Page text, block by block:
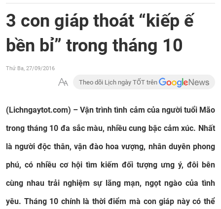
3 con giáp thoát “kiếp ế
bền bỉ” trong tháng 10
Thứ Ba, 27/09/2016
Theo dõi Lịch ngày TỐT trên
(Lichngaytot.com) – Vận trình tình cảm của người tuổi Mão
trong tháng 10 đa sắc màu, nhiều cung bậc cảm xúc. Nhất
là người độc thân, vận đào hoa vượng, nhân duyên phong
phú, có nhiều cơ hội tìm kiếm đối tượng ưng ý, đôi bên
cùng nhau trải nghiệm sự lãng mạn, ngọt ngào của tình
yêu. Tháng 10 chính là thời điểm mà con giáp này có thể